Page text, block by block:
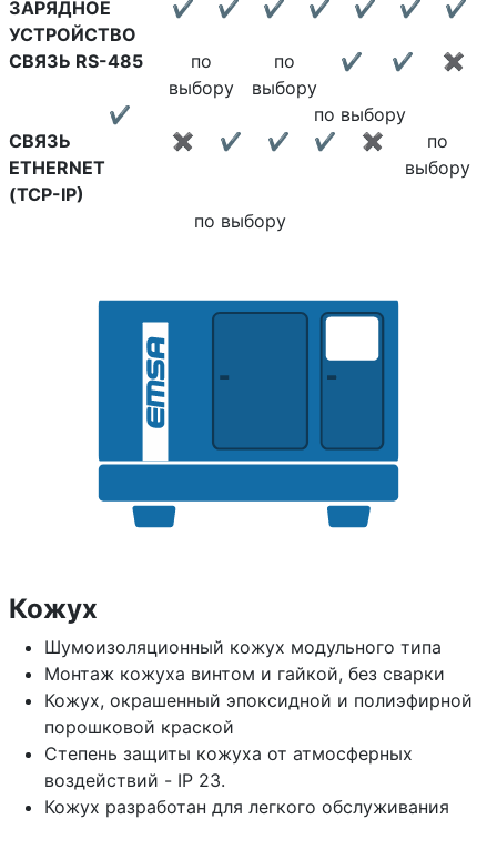
ЗАРЯДНОЕ
УСТРОЙСТВО
✔ ✔ ✔ ✔ ✔ ✔ ✔
СВЯЗЬ RS-485
по
выбору
по
выбору
✔ ✔ ✖
✔
по выбору
СВЯЗЬ
ETHERNET
(TCP-IP)
✖ ✔ ✔ ✔ ✖
по
выбору
по выбору
Кожух
Шумоизоляционный кожух модульного типа
Монтаж кожуха винтом и гайкой, без сварки
Кожух, окрашенный эпоксидной и полиэфирной
порошковой краской
Степень защиты кожуха от атмосферных
воздействий - IP 23.
Кожух разработан для легкого обслуживания